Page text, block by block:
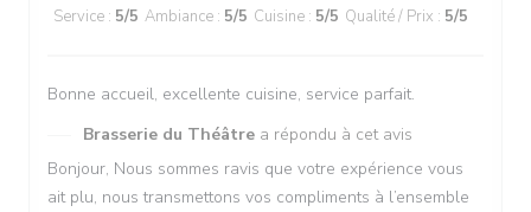
Service : 5/5 Ambiance : 5/5 Cuisine : 5/5 Qualité / Prix : 5/5
Bonne accueil, excellente cuisine, service parfait.
Brasserie du Théâtre a répondu à cet avis
Bonjour, Nous sommes ravis que votre expérience vous
ait plu, nous transmettons vos compliments à l’ensemble